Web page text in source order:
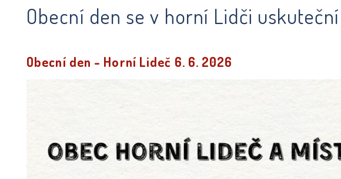
Obecní den se v horní Lidči
Obecní den - Horní Lideč 6. 6. 2026